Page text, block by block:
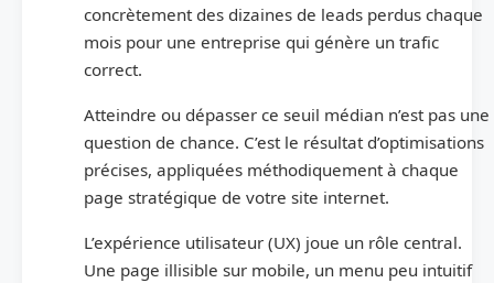
concrètement des dizaines de leads perdus chaque
mois pour une entreprise qui génère un trafic
correct.
Atteindre ou dépasser ce seuil médian n’est pas une
question de chance. C’est le résultat d’optimisations
précises, appliquées méthodiquement à chaque
page stratégique de votre site internet.
L’expérience utilisateur (UX) joue un rôle central.
Une page illisible sur mobile, un menu peu intuitif